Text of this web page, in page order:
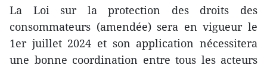
La Loi sur la protection des droits des
consommateurs (amendée) sera en vigueur le
1er juillet 2024 et son application nécessitera
une bonne coordination entre tous les acteurs